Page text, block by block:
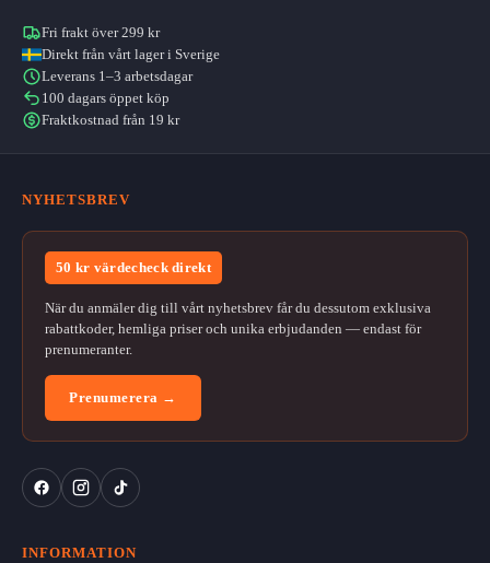
Fri frakt över 299 kr
Direkt från vårt lager i Sverige
Leverans 1–3 arbetsdagar
100 dagars öppet köp
Fraktkostnad från 19 kr
NYHETSBREV
50 kr värdecheck direkt
När du anmäler dig till vårt nyhetsbrev får du dessutom exklusiva
rabattkoder, hemliga priser och unika erbjudanden — endast för
prenumeranter.
Prenumerera →
INFORMATION